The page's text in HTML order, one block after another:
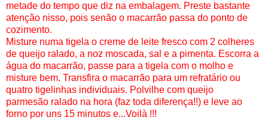
metade do tempo que diz na embalagem. Preste bastante
atenção nisso, pois senão o macarrão passa do ponto de
cozimento.
Misture numa tigela o creme de leite fresco com 2 colheres
de queijo ralado, a noz moscada, sal e a pimenta. Escorra a
água do macarrão, passe para a tigela com o molho e
misture bem. Transfira o macarrão para um refratário ou
quatro tigelinhas individuais. Polvilhe com queijo
parmesão ralado na hora (faz toda diferença!!) e leve ao
forno por uns 15 minutos e...Voilà !!!